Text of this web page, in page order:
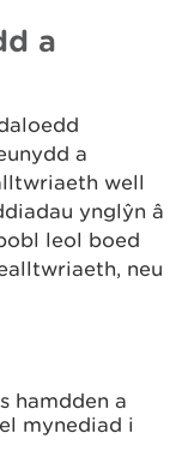
a
a
well
ynglŷn â
leol boed
neu
hamdden a
mynediad i